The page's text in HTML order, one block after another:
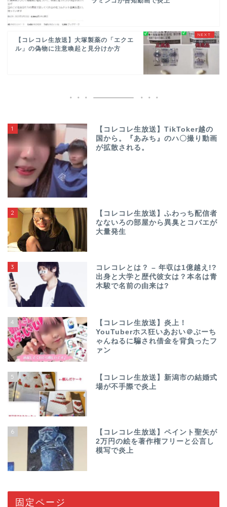
【コレコレ生放送】大塚製薬の「エクエ
ル」の偽物に注意喚起と見分けか方
1
【コレコレ生放送】TikToker越の
国から。『あみち』のハ〇撮り動画
が拡散される。
2
【コレコレ生放送】ふわっち配信者
なないろの部屋から異臭とコバエが
大量発生
3
コレコレとは？ – 年収は1億越え!?
出身と大学と歴代彼女は？本名は青
木駿で名前の由来は?
4
【コレコレ生放送】炎上！
YouTuberホス狂いあおい＠ぶーち
ゃんねるに騙され借金を背負ったフ
ァン
5
【コレコレ生放送】新潟市の結婚式
場が不手際で炎上
6
【コレコレ生放送】ペイント聖矢が
2万円の絵を著作権フリーと公言し
模写で炎上
固定ページ